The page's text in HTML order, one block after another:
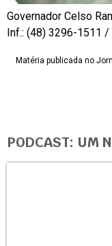
Governador Celso
Inf.: (48) 3296-1511
Matéria publicada no
PODCAST: UM